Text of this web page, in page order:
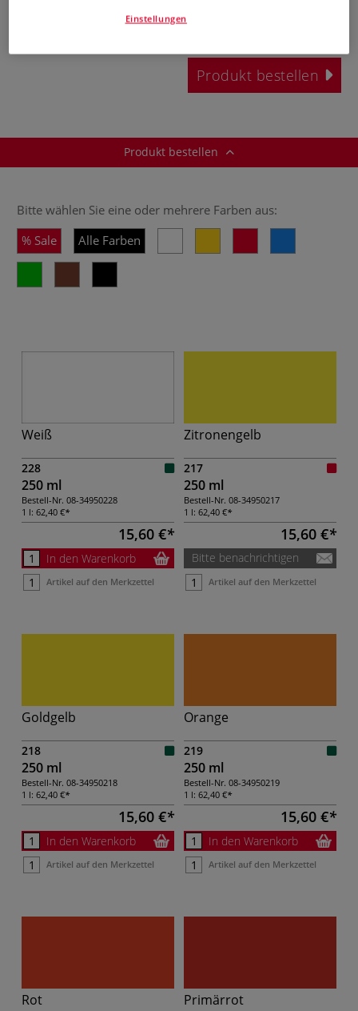
Produkt bestellen
Produkt bestellen
Bitte wählen Sie eine oder mehrere Farben aus:
Sale
Alle Farben
Weiß
228
250 ml
Bestell-Nr. 08-34950228
1 l: 62,40 €
15,60 €
In den Warenkorb
Artikel auf den Merkzettel
Zitronengelb
217
250 ml
Bestell-Nr. 08-34950217
1 l: 62,40 €
15,60 €
Bitte benachrichtigen
Artikel auf den Merkzettel
Goldgelb
218
250 ml
Bestell-Nr. 08-34950218
1 l: 62,40 €
15,60 €
In den Warenkorb
Artikel auf den Merkzettel
Orange
219
250 ml
Bestell-Nr. 08-34950219
1 l: 62,40 €
15,60 €
In den Warenkorb
Artikel auf den Merkzettel
Rot Primärrot
Einstellungen